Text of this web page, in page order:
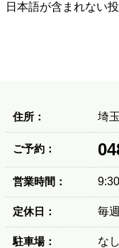
日本語が含まれない
住所： 埼
ご予約：
営業時間：
定休日： 毎
駐車場： なし